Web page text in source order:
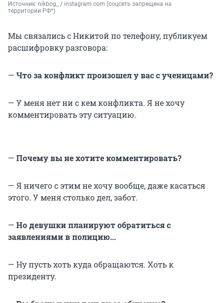
Источник: nikbog_ / instagram.com (соцсеть запрещена на
территории РФ*)
Мы связались с Никитой по телефону, публикуем
расшифровку разговора:
— Что за конфликт произошел у вас с ученицами?
— У меня нет ни с кем конфликта. Я не хочу
комментировать эту ситуацию.
— Почему вы не хотите комментировать?
— Я ничего с этим не хочу вообще, даже касаться
этого. У меня столько дел, забот.
— Но девушки планируют обратиться с
заявлениями в полицию...
— Ну пусть хоть куда обращаются. Хоть к
президенту.